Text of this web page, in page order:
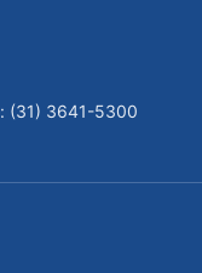
(31) 3641-5300